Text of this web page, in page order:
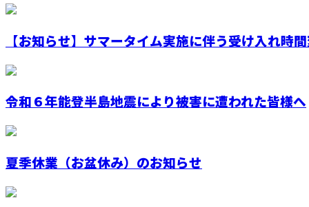
【お知らせ】サマータイム実施に伴う受け入れ時
令和６年能登半島地震により被害に遭われた皆様へ
夏季休業（お盆休み）のお知らせ